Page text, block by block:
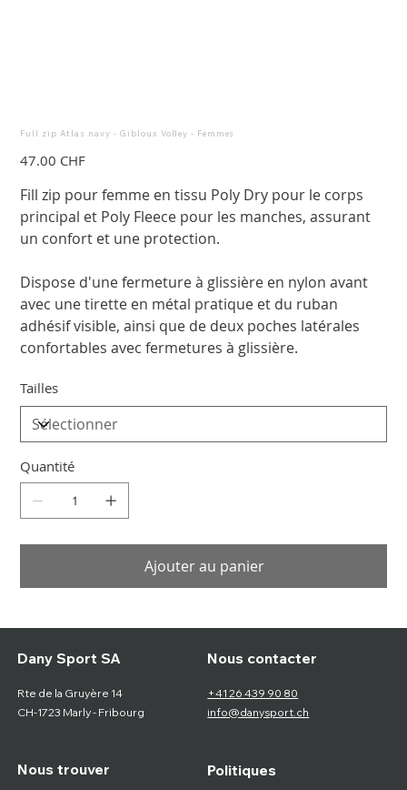
Full zip Atlas navy - Gibloux Volley - Femmes
47.00 CHF
Fill zip pour femme en tissu Poly Dry pour le corps
principal et Poly Fleece pour les manches, assurant
un confort et une protection.
Dispose d'une fermeture à glissière en nylon avant
avec une tirette en métal pratique et du ruban
adhésif visible, ainsi que de deux poches latérales
confortables avec fermetures à glissière.
Tailles
Quantité
Ajouter au panier
Nous trouver
Dany Sport SA
Rte de la Gruyère 14
CH-1723 Marly - Fribourg
Politiques
Nous contacter
+41 26 439 90 80
info@danysport.ch